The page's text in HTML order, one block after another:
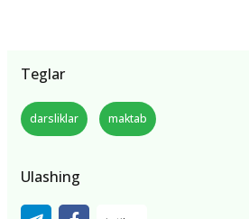
Teglar
darsliklar maktab
Ulashing